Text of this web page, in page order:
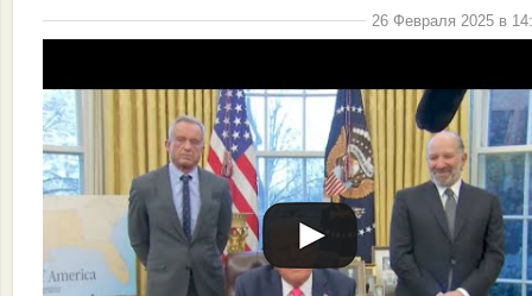
26 Февраля 2025 в